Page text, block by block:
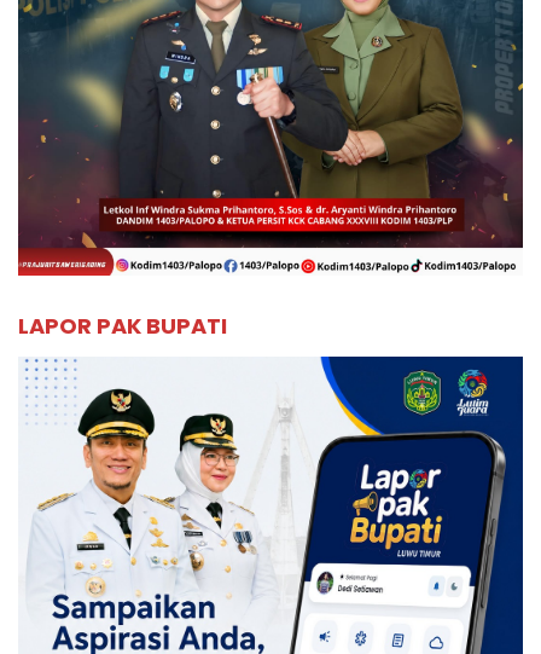
LAPOR PAK BUPATI